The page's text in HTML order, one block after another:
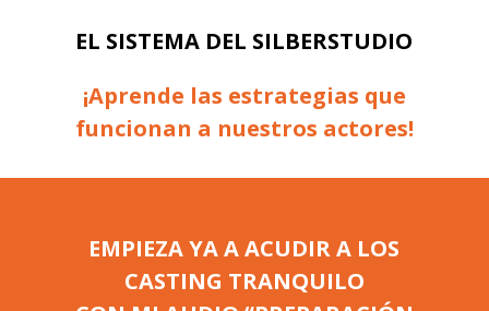
EL SISTEMA DEL SILBERSTUDIO
¡Aprende las estrategias que
funcionan a nuestros actores!
EMPIEZA YA A ACUDIR A LOS
CASTING TRANQUILO